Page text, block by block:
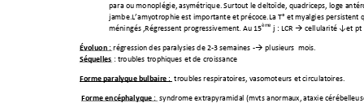
para ou monoplégie, asymétrique. Surtout le deltoïde, quadriceps, loge
jambe.L’amyotrophie est importante et précoce.La T° et myalgies persistent
méningés ,Régressent progressivement. Au 15ème j : LCR  cel lularité ↓et pt
Évolution : régression des paralysies de 2-3 semaines - plusieurs  mois.
Séquelles : troubles trophiques et de croissance
Forme paralytique bulbaire : troubles respiratoires, vasomoteurs et circulatoires.
Forme encéphalytique : syndrome extrapyramidal (mvts anormaux, ataxie